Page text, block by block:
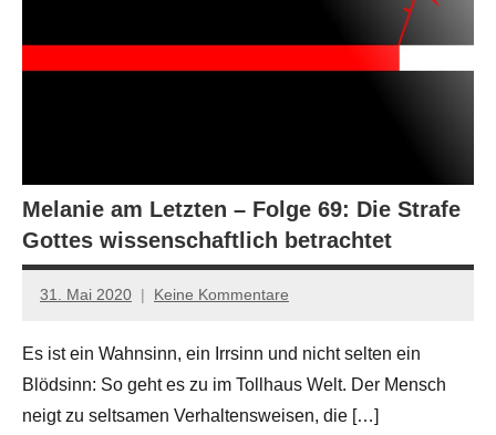
Melanie am Letzten – Folge 69: Die Strafe
Gottes wissenschaftlich betrachtet
31. Mai 2020
Anton
Leitner
Keine Kommentare
Es ist ein Wahnsinn, ein Irrsinn und nicht selten ein
Blödsinn: So geht es zu im Tollhaus Welt. Der Mensch
neigt zu seltsamen Verhaltensweisen, die […]